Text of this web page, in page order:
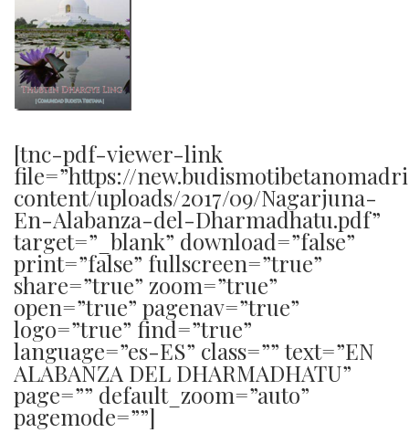
[tnc-pdf-viewer-link
file=”https://
content/uploads/2017/09/Nagarjuna-
En-Alabanza-del-Dharmadhatu.pdf”
target=”_blank” download=”false”
print=”false” fullscreen=”true”
share=”true” zoom=”true”
open=”true” pagenav=”true”
logo=”true” find=”true”
language=”es-ES” class=”” text=”EN
ALABANZA DEL DHARMADHATU”
page=”” default_zoom=”auto”
pagemode=””]